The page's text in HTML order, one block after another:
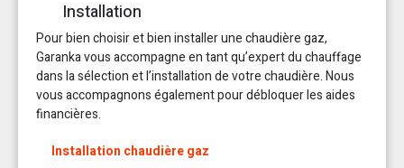
Installation
Pour bien choisir et bien installer une chaudière gaz,
Garanka vous accompagne en tant qu’expert du chauffage
dans la sélection et l’installation de votre chaudière. Nous
vous accompagnons également pour débloquer les aides
financières.
Installation chaudière gaz